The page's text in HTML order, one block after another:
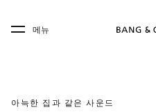
Skip to main footer
메뉴
아늑한 집과 같은 사운드